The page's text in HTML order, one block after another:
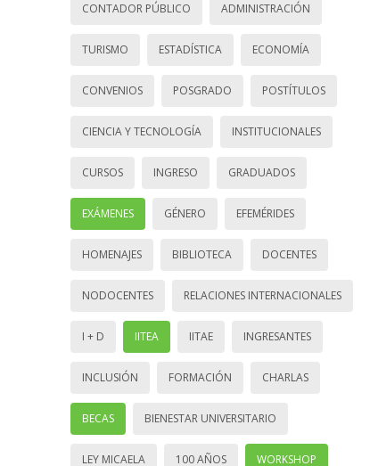
CONTADOR PÚBLICO ADMINISTRACIÓN
TURISMO ESTADÍSTICA ECONOMÍA
CONVENIOS POSGRADO POSTÍTULOS
CIENCIA Y TECNOLOGÍA INSTITUCIONALES
CURSOS INGRESO GRADUADOS
EXÁMENES GÉNERO EFEMÉRIDES
HOMENAJES BIBLIOTECA DOCENTES
NODOCENTES RELACIONES INTERNACIONALES
I + D IITEA IITAE INGRESANTES
INCLUSIÓN FORMACIÓN CHARLAS
BECAS BIENESTAR UNIVERSITARIO
LEY MICAELA 100 AÑOS WORKSHOP